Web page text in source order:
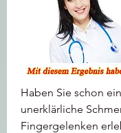
Haben Sie schon
unerklärliche
Fingergelenken